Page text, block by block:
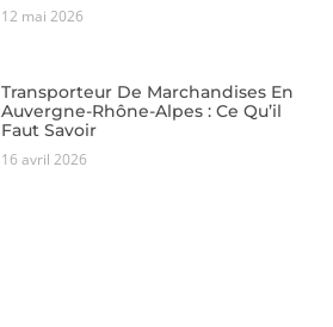
12 mai 2026
Transporteur De Marchandises En
Auvergne-Rhône-Alpes : Ce Qu’il
Faut Savoir
16 avril 2026